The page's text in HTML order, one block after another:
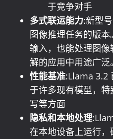
于竞争对手
多式联运能力:新型
图像推理任务的版
输入，也能处理图
解的应用中用途广泛。
性能基准:Llama 3.2
于许多现有模型，
写等方面
隐私和本地处理
在本地设备上运行